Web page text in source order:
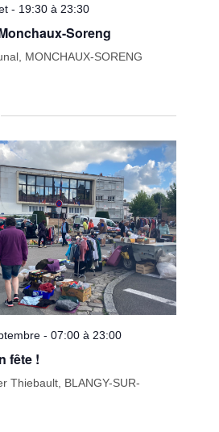
- 19:30 à 23:30
Soreng
MONCHAUX-SORENG
- 07:00 à 23:00
fête !
Thiebault, BLANGY-SUR-